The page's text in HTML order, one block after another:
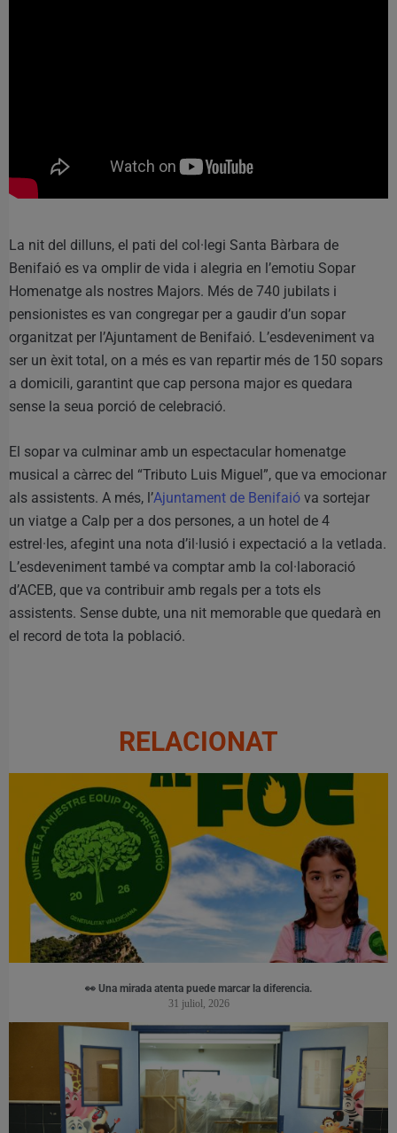
La nit del dilluns, el pati del col·legi Santa Bàrbara de
Benifaió es va omplir de vida i alegria en l’emotiu Sopar
Homenatge als nostres Majors. Més de 740 jubilats i
pensionistes es van congregar per a gaudir d’un sopar
organitzat per l’Ajuntament de Benifaió. L’esdeveniment va
ser un èxit total, on a més es van repartir més de 150 sopars
a domicili, garantint que cap persona major es quedara
sense la seua porció de celebració.
El sopar va culminar amb un espectacular homenatge
musical a càrrec del “Tributo Luis Miguel”, que va emocionar
als assistents. A més, l’Ajuntament de Benifaió va sortejar
un viatge a Calp per a dos persones, a un hotel de 4
estrel·les, afegint una nota d’il·lusió i expectació a la vetlada.
L’esdeveniment també va comptar amb la col·laboració
d’ACEB, que va contribuir amb regals per a tots els
assistents. Sense dubte, una nit memorable que quedarà en
el record de tota la població.
RELACIONAT
👀 Una mirada atenta puede marcar la diferencia.
31 juliol, 2026